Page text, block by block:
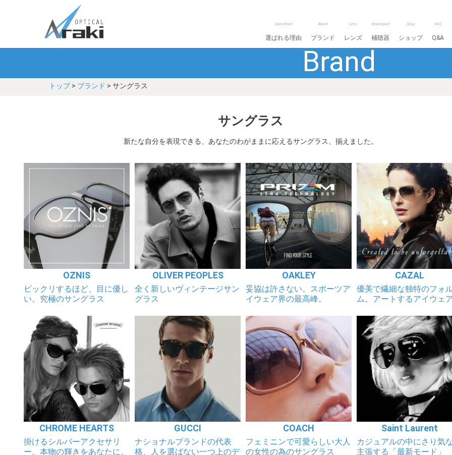
SalesPoint
選ばれる理由
Brand
ブランド
Lens
レンズ
HearingAid
補聴器
Shop
ショップ
FAQ
Q&A
Brand
トップ> ブランド > サングラス
サングラス
新たな自分を表現できる、あなたのわがままに応えるサングラス、揃えました。
OZNIS
ビックリするほど、目に優し
い。究極のサングラス
OLIVER PEOPLES
全く新しいヴィンテージサン
グラス
OAKLEY
妥協は許さない。スポーツア
イウェア界の最高峰。
CAZAL
優美で繊細な独特のフォ
ム。アートするアイウェ
CHROME HEARTS
掛けるシルバーアクセサリ
ー。本物の輝きをあなたに。
GUCCI
ナショナルブランドの代表
格、人を選ばない一つ上のデ
COACH
フェミニンで可愛らしい大人
の女性の為のサングラス
Saint Laurent
カジュアルの中にさり気
主張する「最新モード」